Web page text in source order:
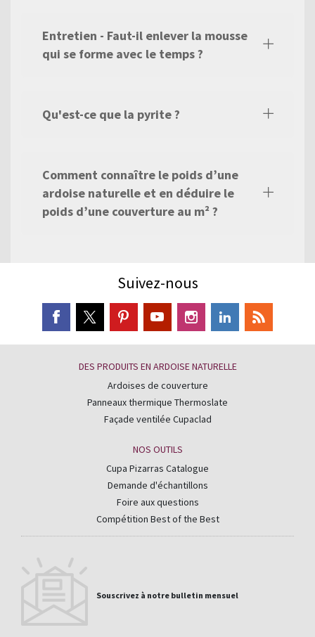
Entretien - Faut-il enlever la mousse
qui se forme avec le temps ?
Qu'est-ce que la pyrite ?
Comment connaître le poids d’une
ardoise naturelle et en déduire le
poids d’une couverture au m² ?
Suivez-nous
DES PRODUITS EN ARDOISE NATURELLE
Ardoises de couverture
Panneaux thermique Thermoslate
Façade ventilée Cupaclad
NOS OUTILS
Cupa Pizarras Catalogue
Demande d'échantillons
Foire aux questions
Compétition Best of the Best
Souscrivez à notre bulletin mensuel